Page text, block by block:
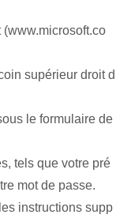
supérieur droit d
le formulaire de
tels que votre pré
mot de passe.
instructions supp